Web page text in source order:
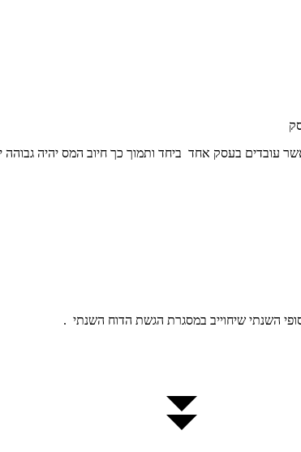
עובדים בעסק אחד ביחד ותמוך כך חיוב המס יהיה גבוהה
השנתי שיחוייב במסגרת הגשת הדוח השנתי .